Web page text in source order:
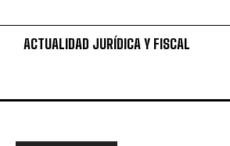
ACTUALIDAD JURÍDICA Y FISCAL